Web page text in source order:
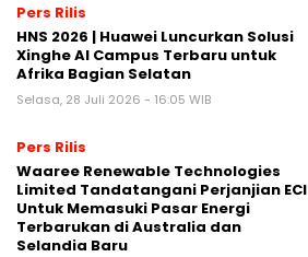
Pers Rilis
HNS 2026 | Huawei Luncurkan Solusi
Xinghe AI Campus Terbaru untuk
Afrika Bagian Selatan
Selasa, 28 Juli 2026 - 16:05 WIB
Pers Rilis
Waaree Renewable Technologies
Limited Tandatangani Perjanjian ECI
Untuk Memasuki Pasar Energi
Terbarukan di Australia dan
Selandia Baru